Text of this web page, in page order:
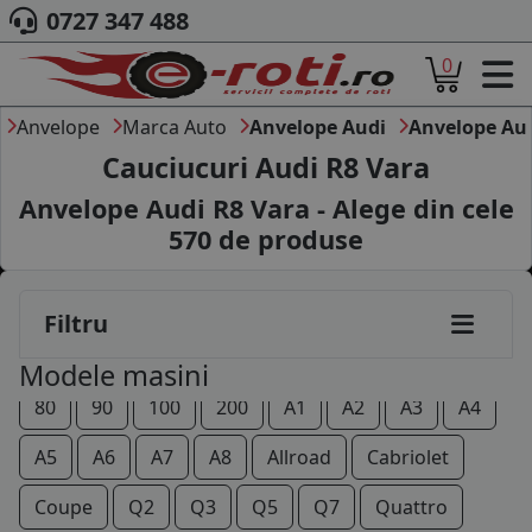
ACASA
DESPRE NOI
ANVELOPE
AUTO
CAMION
MOTO
MARCA AUTO
BLOG
B2B - COLABORARE COMPANII
CONT
0727 347 488
0
Anvelope Marca Auto Anvelope Audi Anvelope
Cauciucuri Audi R8 Vara
Anvelope Audi R8 Vara - Alege din cele
570 de produse
Filtru
Modele masini
80 90 100 200 A1 A2 A3
A4
A5
A6 A7 A8 Allroad
Cabriolet
Coupe
Q2 Q3 Q5 Q7
Quattro